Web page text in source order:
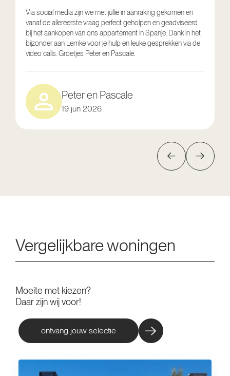
Via social media zijn we met jullie in aanraking gekomen en
vanaf de allereerste vraag perfect geholpen en geadviseerd
bij het aankopen van ons appartement in Spanje. Dank in het
bijzonder aan Lemke voor je hulp en leuke gesprekken via de
video calls. Groetjes Peter en Pascale.
Peter en Pascale
19 jun 2026
Vergelijkbare woningen
Moeite met kiezen?
Daar zijn wij voor!
ontvang jouw selectie